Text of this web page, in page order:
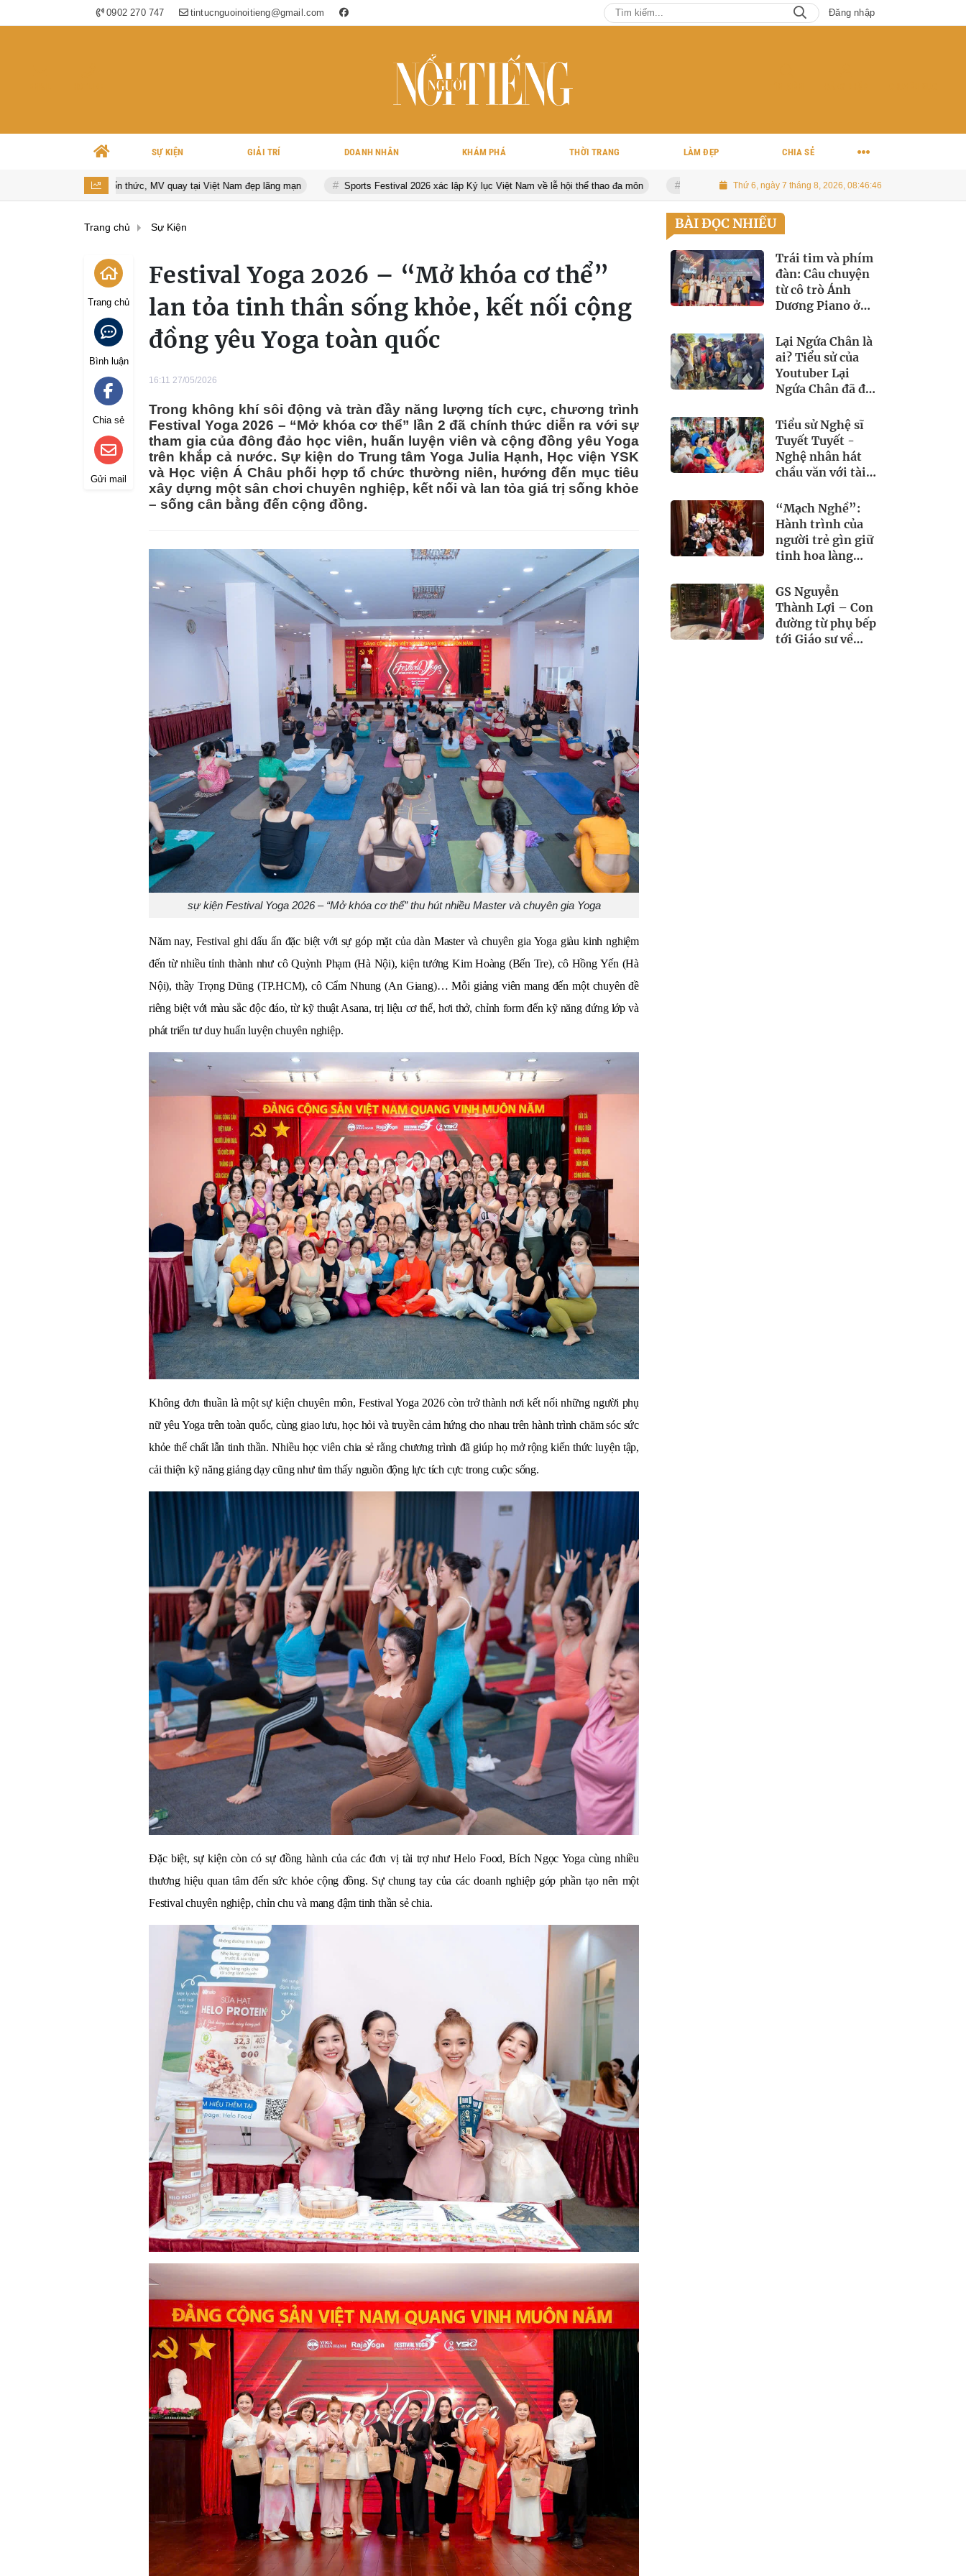
0902 270 747 tintucnguoinoitieng@gmail.com Đăng nhập
SỰ KIỆN GIẢI TRÍ DOANH NHÂN KHÁM PHÁ THỜI TRANG LÀM ĐẸP CHIA SẺ
thổn thức, MV quay tại Việt Nam đẹp lãng mạn Sports Festival 2026 xác lập Kỷ lục Việt Nam về lễ hội thể thao đa môn Dương Ngọc Thái – Triệu Ái Vy kỷ niệm 14 năm hôn nhân bằng MV "Cùng Nhau Già Đi"
Thứ 6, ngày 7 tháng 8, 2026, 08:46:48
Trang chủ Sự Kiện
Trang chủ
Bình luận
Chia sẻ
Gửi mail
Festival Yoga 2026 – “Mở khóa cơ thể”
lan tỏa tinh thần sống khỏe, kết nối cộng
đồng yêu Yoga toàn quốc
16:11 27/05/2026
Trong không khí sôi động và tràn đầy năng lượng tích cực, chương trình
Festival Yoga 2026 – “Mở khóa cơ thể” lần 2 đã chính thức diễn ra với sự
tham gia của đông đảo học viên, huấn luyện viên và cộng đồng yêu Yoga
trên khắp cả nước. Sự kiện do Trung tâm Yoga Julia Hạnh, Học viện YSK
và Học viện Á Châu phối hợp tổ chức thường niên, hướng đến mục tiêu
xây dựng một sân chơi chuyên nghiệp, kết nối và lan tỏa giá trị sống khỏe
– sống cân bằng đến cộng đồng.
sự kiện Festival Yoga 2026 – “Mở khóa cơ thể” thu hút nhiều Master và chuyên gia Yoga
Năm nay, Festival ghi dấu ấn đặc biệt với sự góp mặt của dàn Master và chuyên gia Yoga giàu kinh nghiệm
đến từ nhiều tỉnh thành như cô Quỳnh Phạm (Hà Nội), kiện tướng Kim Hoàng (Bến Tre), cô Hồng Yến (Hà
Nội), thầy Trọng Dũng (TP.HCM), cô Cẩm Nhung (An Giang)… Mỗi giảng viên mang đến một chuyên đề
riêng biệt với màu sắc độc đáo, từ kỹ thuật Asana, trị liệu cơ thể, hơi thở, chỉnh form đến kỹ năng đứng lớp và
phát triển tư duy huấn luyện chuyên nghiệp.
Không đơn thuần là một sự kiện chuyên môn, Festival Yoga 2026 còn trở thành nơi kết nối những người phụ
nữ yêu Yoga trên toàn quốc, cùng giao lưu, học hỏi và truyền cảm hứng cho nhau trên hành trình chăm sóc sức
khỏe thể chất lẫn tinh thần. Nhiều học viên chia sẻ rằng chương trình đã giúp họ mở rộng kiến thức luyện tập,
cải thiện kỹ năng giảng dạy cũng như tìm thấy nguồn động lực tích cực trong cuộc sống.
Đặc biệt, sự kiện còn có sự đồng hành của các đơn vị tài trợ như Helo Food, Bích Ngọc Yoga cùng nhiều
thương hiệu quan tâm đến sức khỏe cộng đồng. Sự chung tay của các doanh nghiệp góp phần tạo nên một
Festival chuyên nghiệp, chỉn chu và mang đậm tinh thần sẻ chia.
BÀI ĐỌC NHIỀU
Trái tim và phím
đàn: Câu chuyện
từ cô trò Ánh
Dương Piano ở
toàn quốc 2025
Lại Ngứa Chân là
ai? Tiểu sử của
Youtuber Lại
Ngứa Chân đã đi
thế giới
Tiểu sử Nghệ sĩ
Tuyết Tuyết -
Nghệ nhân hát
chầu văn với tài
“Mạch Nghề”:
Hành trình của
người trẻ gìn giữ
tinh hoa làng
GS Nguyễn
Thành Lợi – Con
đường từ phụ bếp
tới Giáo sư về